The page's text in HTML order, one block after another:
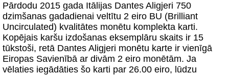
Pārdodu 2015 gada Itālijas Dantes Aligjeri 750
dzimšanas gadadienai veltītu 2 eiro BU (Brilliant
Uncirculated) kvalitātes monētu komplekta karti.
Kopējais karšu izdošanas eksemplāru skaits ir 15
tūkstoši, retā Dantes Aligjeri monētu karte ir vienīgā
Eiropas Savienībā ar divām 2 eiro monētām. Ja
vēlaties iegādāties šo karti par 26.00 eiro, lūdzu